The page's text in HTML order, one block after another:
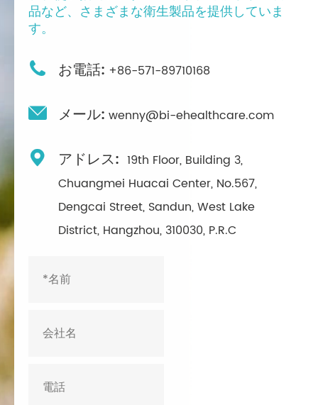
品など、さまざまな衛生製品を提供していま
す。
 お電話: +86-571-89710168
 メール: wenny@bi-ehealthcare.com
 アドレス: 19th Floor, Building 3,
Chuangmei Huacai Center, No.567,
Dengcai Street, Sandun, West Lake
District, Hangzhou, 310030, P.R.C